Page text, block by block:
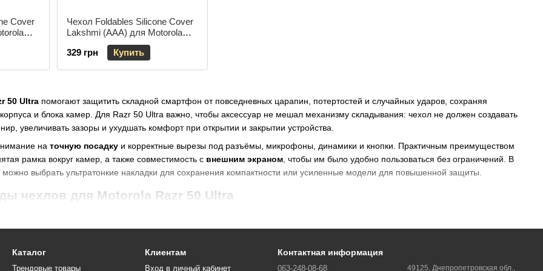
Cover
Чехол Foldables Silicone Cover
Lakshmi (AAA) для Motorola
Razr 50 Ultra Белый / White
329 грн
Купить
50 Ultra помогают защитить складной смартфон от повседневных царапин, потертостей и случайных ударов, сохраняя
и блока камер. Для Razr 50 Ultra важно, чтобы аксессуар не мешал механизму складывания: чехол не должен создавать
увеличивать зазоры и ухудшать комфорт при открытии и закрытии устройства.
на точную посадку и корректные вырезы под разъёмы, микрофоны, динамики и кнопки. Практичным преимуществом
рамка вокруг камер, а также совместимость с внешним экраном, чтобы им было удобно пользоваться без ограничений. В
можно выбрать ультратонкие накладки для сохранения компактности или усиленные модели для повышенной защиты.
чехлов для Motorola Razr 50 Ultra
— строгий стиль и приятные тактильные ощущения; подходят для офиса и повседневного режима.
Каталог
Трендовые товары
Клиентам
Вход в личный кабинет
Контактная информация
063-248-08-68 49125, Днепропетровская обл.,